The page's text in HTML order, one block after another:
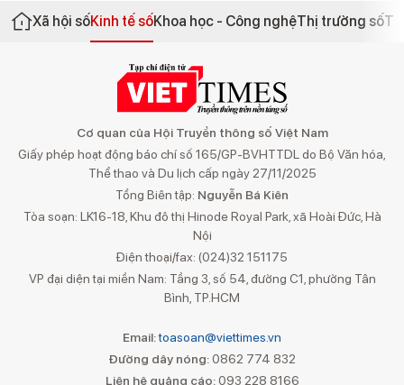
Xã hội sốKinh tế sốKhoa học - Công nghệThị trường số
Cơ quan của Hội Truyền thông số Việt Nam
Giấy phép hoạt động báo chí số 165/GP-BVHTTDL do Bộ Văn hóa,
Thể thao và Du lịch cấp ngày 27/11/2025
Tổng Biên tập: Nguyễn Bá Kiên
Tòa soạn: LK16-18, Khu đô thị Hinode Royal Park, xã Hoài Đức, Hà
Nội
Điện thoại/fax: (024)32 151175
VP đại diện tại miền Nam: Tầng 3, số 54, đường C1, phường Tân
Bình, TP.HCM
Email:toasoan@viettimes.vn
Đường dây nóng: 0862 774 832
Liên hệ quảng cáo:093 228 8166